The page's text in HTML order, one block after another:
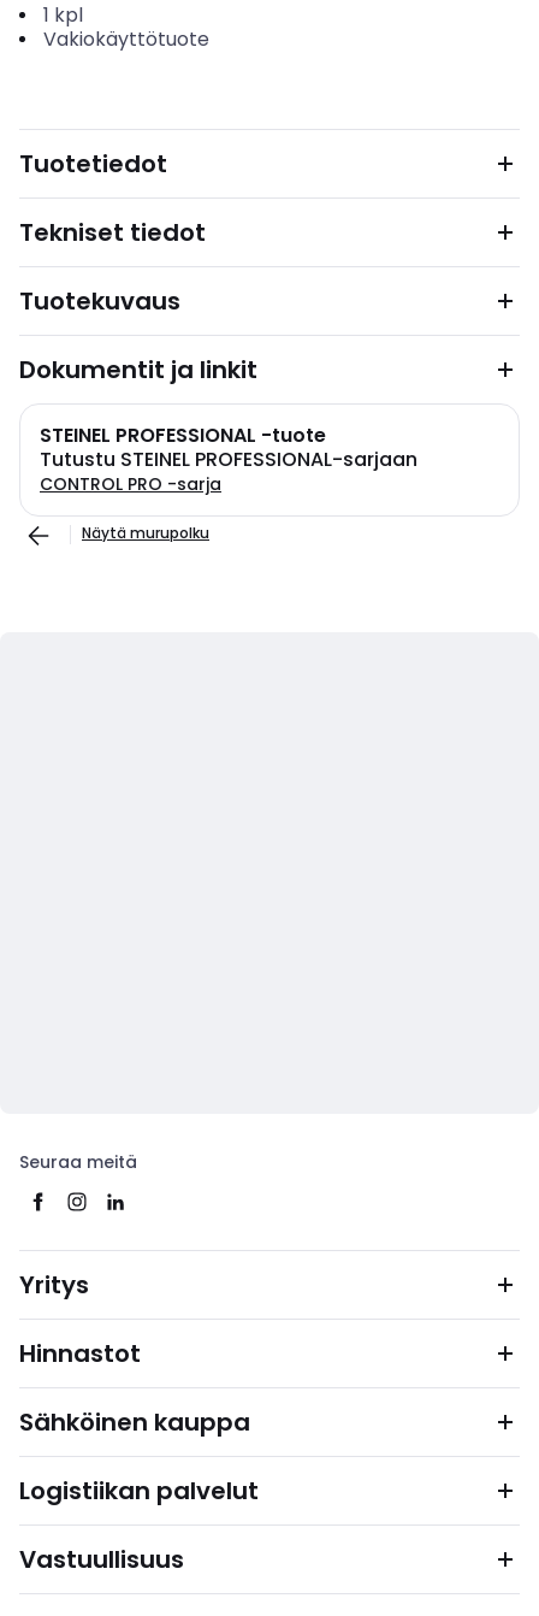
1 kpl
Vakiokäyttötuote
Tuotetiedot
Tekniset tiedot
Tuotekuvaus
Dokumentit ja linkit
STEINEL PROFESSIONAL -tuote
Tutustu STEINEL PROFESSIONAL-sarjaan
CONTROL PRO -sarja
Näytä murupolku
Seuraa meitä
Yritys
Hinnastot
Sähköinen kauppa
Logistiikan palvelut
Vastuullisuus